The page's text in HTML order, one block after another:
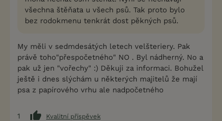
všechna štěňata u všech psů. Tak proto bylo
bez rodokmenu tenkrát dost pěkných psů.
My měli v sedmdesátých letech velšteriery. Pak
právě toho"přespočetného" NO . Byl nádherný. No a
pak už jen "vořechy" :) Děkuji za informaci. Bohužel
ještě i dnes slýchám u některých majitelů že mají
psa z papírového vrhu ale nadpočetného
1
Kvalitní příspěvek